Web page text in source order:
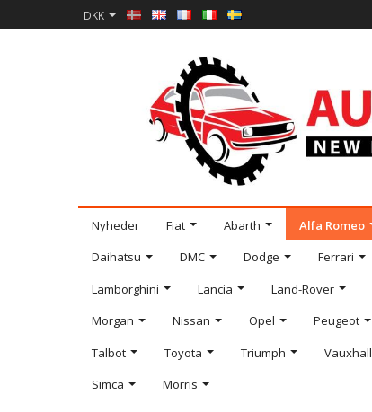
DKK
Nyheder Fiat Abarth Alfa Romeo
Daihatsu
DMC Dodge Ferrari
Lamborghini
Lancia Land-Rover
Morgan
Nissan Opel Peugeot
Talbot
Toyota Triumph Vauxhall
Simca
Morris